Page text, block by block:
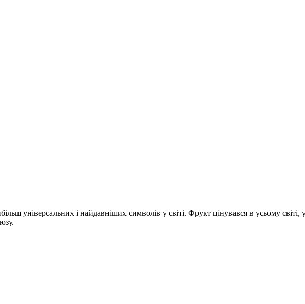
універсальних і найдавніших символів у світі. Фрукт цінувався в усьому світі, у